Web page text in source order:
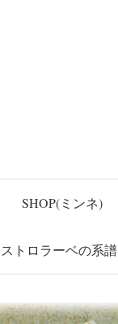
SHOP(ミンネ)
トロラーベの系譜